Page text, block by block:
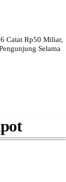
Catat Rp50 Miliar,
Selama